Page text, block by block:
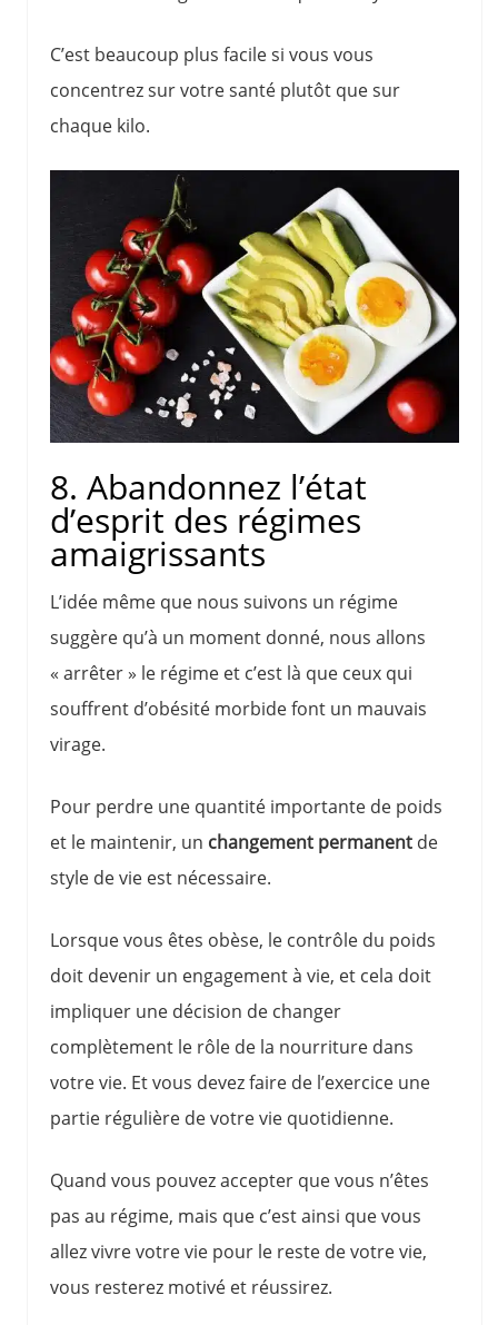
C’est beaucoup plus facile si vous vous
concentrez sur votre santé plutôt que sur
chaque kilo.
8. Abandonnez l’état
d’esprit des régimes
amaigrissants
L’idée même que nous suivons un régime
suggère qu’à un moment donné, nous allons
« arrêter » le régime et c’est là que ceux qui
souffrent d’obésité morbide font un mauvais
virage.
Pour perdre une quantité importante de poids
et le maintenir, un changement permanent de
style de vie est nécessaire.
Lorsque vous êtes obèse, le contrôle du poids
doit devenir un engagement à vie, et cela doit
impliquer une décision de changer
complètement le rôle de la nourriture dans
votre vie. Et vous devez faire de l’exercice une
partie régulière de votre vie quotidienne.
Quand vous pouvez accepter que vous n’êtes
pas au régime, mais que c’est ainsi que vous
allez vivre votre vie pour le reste de votre vie,
vous resterez motivé et réussirez.